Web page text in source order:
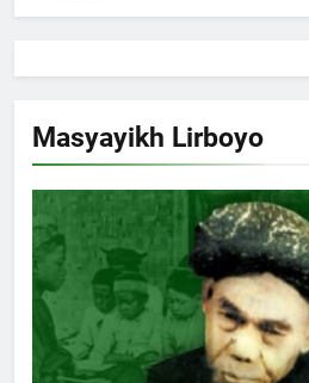
Masyayikh Lirboyo